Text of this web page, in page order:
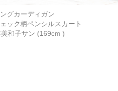
グカーディガン
ック柄ペンシルスカート
和子サン (169cm )